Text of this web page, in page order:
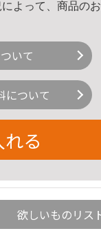
よって、商品の
いて
について
る
欲しいものリス